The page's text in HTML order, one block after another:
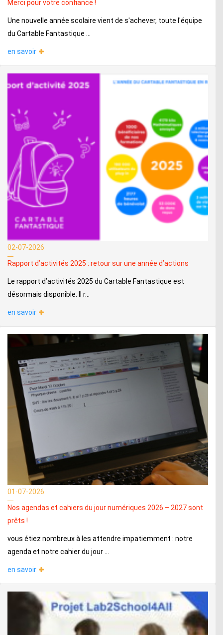
Merci pour votre confiance !
Une nouvelle année scolaire vient de s'achever, toute l'équipe
du Cartable Fantastique ...
en savoir
02-07-2026
Rapport d’activités 2025 : retour sur une année d’actions
Le rapport d’activités 2025 du Cartable Fantastique est
désormais disponible. Il r...
en savoir
01-07-2026
Nos agendas et cahiers du jour numériques 2026 – 2027 sont
prêts !
vous étiez nombreux à les attendre impatiemment : notre
agenda et notre cahier du jour ...
en savoir